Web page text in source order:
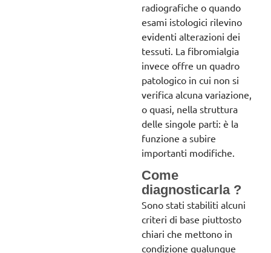
radiografiche o quando
esami istologici rilevino
evidenti alterazioni dei
tessuti. La fibromialgia
invece offre un quadro
patologico in cui non si
verifica alcuna variazione,
o quasi, nella struttura
delle singole parti: è la
funzione a subire
importanti modifiche.
Come
diagnosticarla ?
Sono stati stabiliti alcuni
criteri di base piuttosto
chiari che mettono in
condizione qualunque